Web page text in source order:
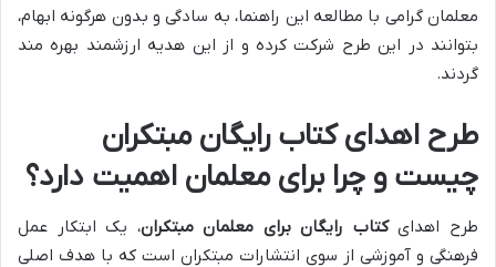
معلمان گرامی با مطالعه این راهنما، به سادگی و بدون هرگونه ابهام،
بتوانند در این طرح شرکت کرده و از این هدیه ارزشمند بهره مند
گردند.
طرح اهدای کتاب رایگان مبتکران
چیست و چرا برای معلمان اهمیت دارد؟
طرح اهدایکتاب رایگان برای معلمان مبتکران، یک ابتکار عمل
فرهنگی و آموزشی از سوی انتشارات مبتکران است که با هدف اصلی